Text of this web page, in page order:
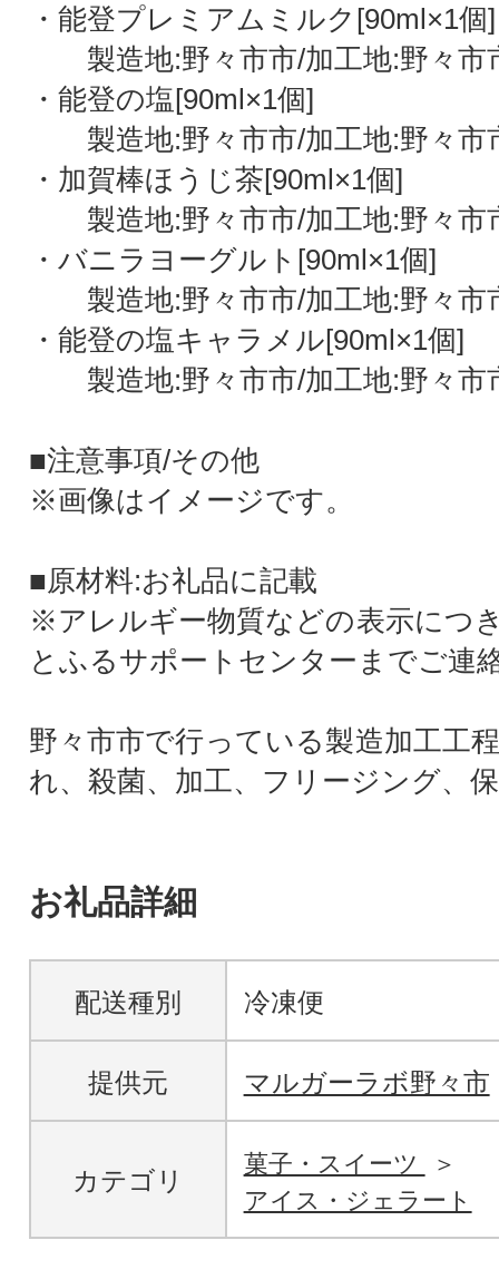
・能登プレミアムミルク[90ml×1個]
製造地:野々市市/加工地:野々市
・能登の塩[90ml×1個]
製造地:野々市市/加工地:野々市
・加賀棒ほうじ茶[90ml×1個]
製造地:野々市市/加工地:野々市
・バニラヨーグルト[90ml×1個]
製造地:野々市市/加工地:野々市
・能登の塩キャラメル[90ml×1個]
製造地:野々市市/加工地:野々市
■注意事項/その他
※画像はイメージです。
■原材料:お礼品に記載
※アレルギー物質などの表示につ
とふるサポートセンターまでご連
野々市市で行っている製造加工工
れ、殺菌、加工、フリージング、
お礼品詳細
配送種別 冷凍便
提供元 マルガーラボ野々市
カテゴリ
菓子・スイーツ
アイス・ジェラート